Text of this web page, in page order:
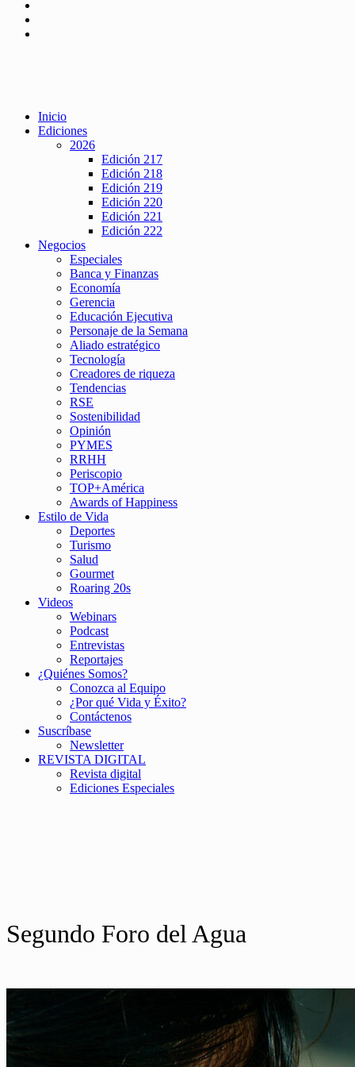
Inicio
Ediciones
2026
Edición 217
Edición 218
Edición 219
Edición 220
Edición 221
Edición 222
Negocios
Especiales
Banca y Finanzas
Economía
Gerencia
Educación Ejecutiva
Personaje de la Semana
Aliado estratégico
Tecnología
Creadores de riqueza
Tendencias
RSE
Sostenibilidad
Opinión
PYMES
RRHH
Periscopio
TOP+América
Awards of Happiness
Estilo de Vida
Deportes
Turismo
Salud
Gourmet
Roaring 20s
Videos
Webinars
Podcast
Entrevistas
Reportajes
¿Quiénes Somos?
Conozca al Equipo
¿Por qué Vida y Éxito?
Contáctenos
Suscríbase
Newsletter
REVISTA DIGITAL
Revista digital
Ediciones Especiales
Segundo Foro del Agua